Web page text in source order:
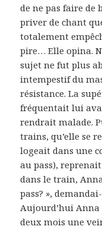
de ne pas faire de
priver de chant
totalement
pire… Elle opina.
sujet ne fut plus
intempestif du
résistance. La
fréquentait lui
rendrait malade.
trains, qu’elle se
logeait dans une
au pass),
dans le train,
pass? »,
Aujourd’hui Anna
deux mois une